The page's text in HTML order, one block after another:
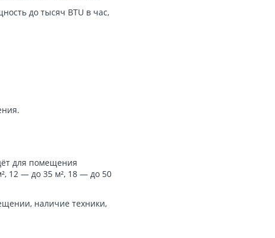
до тысяч BTU в час,
для помещения
12 — до 35 м², 18 — до 50
наличие техники,